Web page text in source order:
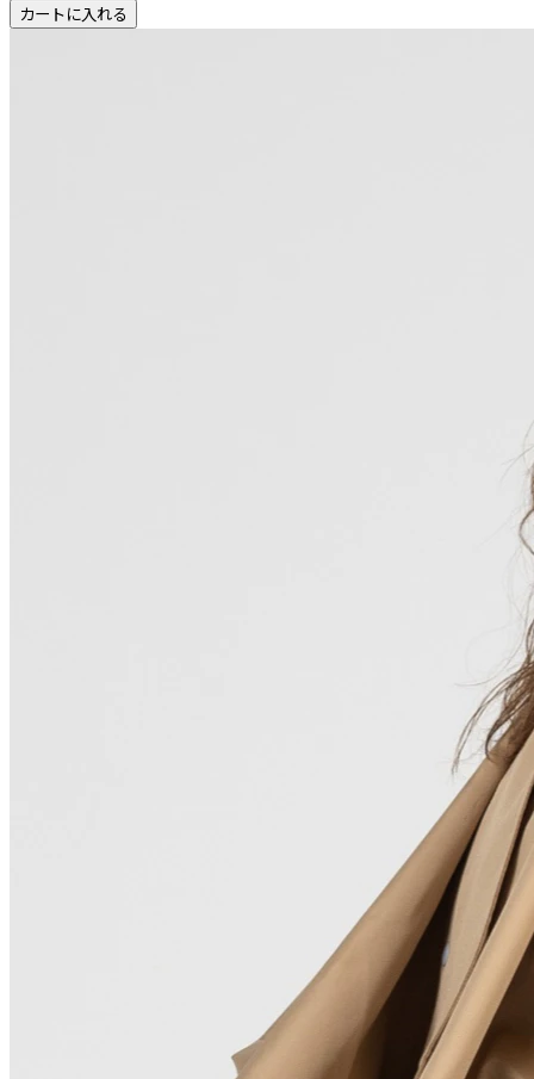
カートに入れる